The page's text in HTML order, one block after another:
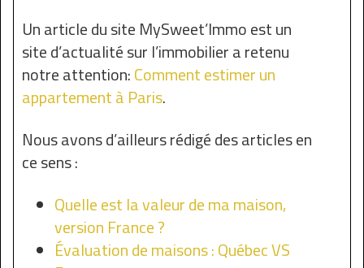
Un article du site MySweet’Immo est un
site d’actualité sur l’immobilier a retenu
notre attention:Comment estimer un
appartement à Paris.
Nous avons d’ailleurs rédigé des articles en
ce sens :
Quelle est la valeur de ma maison,
version France ?
Évaluation de maisons : Québec VS